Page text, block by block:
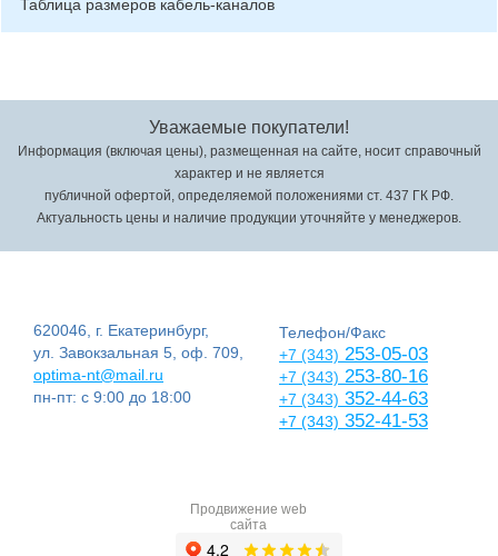
Таблица размеров кабель-каналов
Уважаемые покупатели!
Информация (включая цены), размещенная на сайте, носит справочный
характер и не является
публичной офертой, определяемой положениями ст. 437 ГК РФ.
Актуальность цены и наличие продукции уточняйте у менеджеров.
620046, г. Екатеринбург,
ул. Завокзальная 5, оф. 709,
optima-nt@mail.ru
пн-пт: с 9:00 до 18:00
Телефон/Факс
+7 (343) 253-05-03
+7 (343) 253-80-16
+7 (343) 352-44-63
+7 (343) 352-41-53
Продвижение web
сайта